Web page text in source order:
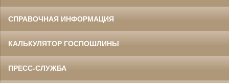
СПРАВОЧНАЯ ИНФОРМАЦИЯ
КАЛЬКУЛЯТОР ГОСПОШЛИНЫ
ПРЕСС-СЛУЖБА